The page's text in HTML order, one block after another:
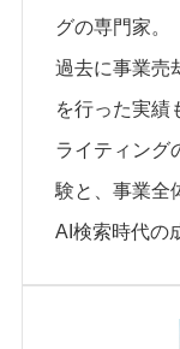
グの専門家。
過去に事業売
を行った実績
ライティング
験と、事業全
AI検索時代の